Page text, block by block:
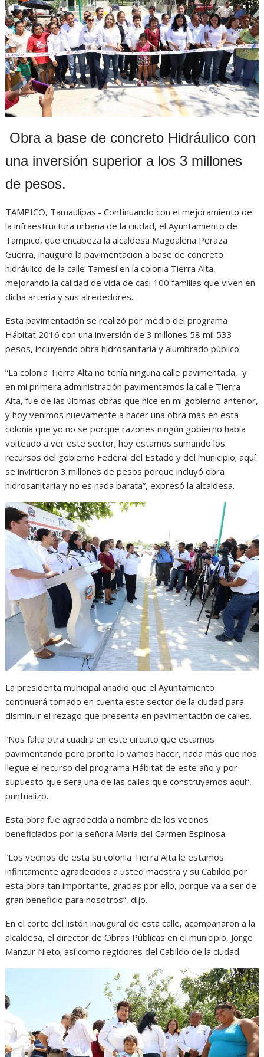
A
p
p
o
o
k
n
g
e
r
r
a
m
Obra a base de concreto Hidráulico con
una inversión superior a los 3 millones
de pesos.
TAMPICO, Tamaulipas.- Continuando con el mejoramiento de
la infraestructura urbana de la ciudad, el Ayuntamiento de
Tampico, que encabeza la alcaldesa Magdalena Peraza
Guerra, inauguró la pavimentación a base de concreto
hidráulico de la calle Tamesí en la colonia Tierra Alta,
mejorando la calidad de vida de casi 100 familias que viven en
dicha arteria y sus alrededores.
Esta pavimentación se realizó por medio del programa
Hábitat 2016 con una inversión de 3 millones 58 mil 533
pesos, incluyendo obra hidrosanitaria y alumbrado público.
“La colonia Tierra Alta no tenía ninguna calle pavimentada, y
en mi primera administración pavimentamos la calle Tierra
Alta, fue de las últimas obras que hice en mi gobierno anterior,
y hoy venimos nuevamente a hacer una obra más en esta
colonia que yo no se porque razones ningún gobierno había
volteado a ver este sector; hoy estamos sumando los
recursos del gobierno Federal del Estado y del municipio; aquí
se invirtieron 3 millones de pesos porque incluyó obra
hidrosanitaria y no es nada barata”, expresó la alcaldesa.
La presidenta municipal añadió que el Ayuntamiento
continuará tomado en cuenta este sector de la ciudad para
disminuir el rezago que presenta en pavimentación de calles.
“Nos falta otra cuadra en este circuito que estamos
pavimentando pero pronto lo vamos hacer, nada más que nos
llegue el recurso del programa Hábitat de este año y por
supuesto que será una de las calles que construyamos aquí”,
puntualizó.
Esta obra fue agradecida a nombre de los vecinos
beneficiados por la señora María del Carmen Espinosa.
“Los vecinos de esta su colonia Tierra Alta le estamos
infinitamente agradecidos a usted maestra y su Cabildo por
esta obra tan importante, gracias por ello, porque va a ser de
gran beneficio para nosotros”, dijo.
En el corte del listón inaugural de esta calle, acompañaron a la
alcaldesa, el director de Obras Públicas en el municipio, Jorge
Manzur Nieto; así como regidores del Cabildo de la ciudad.